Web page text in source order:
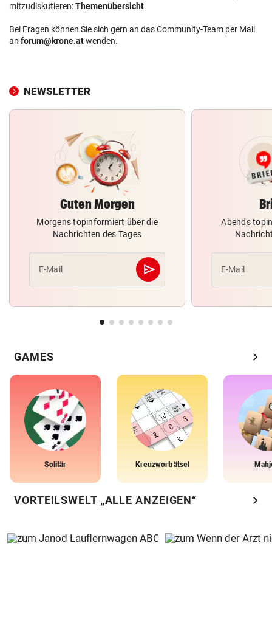
mitzudiskutieren:Themenübersicht.
Bei Fragen können Sie sich gern an das Community-Team per Mail
an forum@krone.atwenden.
NEWSLETTER
Guten Morgen
Morgens topinformiert über die
Nachrichten des Tages
E-Mail send
Abschicken
Abends
E-Mail
GAMES chevron_right
Solitär Kreuzworträtsel
VORTEILSWELT „ALLE ANZEIGEN“ chevron_right